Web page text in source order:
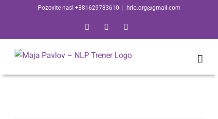
Pozovite nas! +381629783610 hrio.org@gmail.com
FacebookEmail